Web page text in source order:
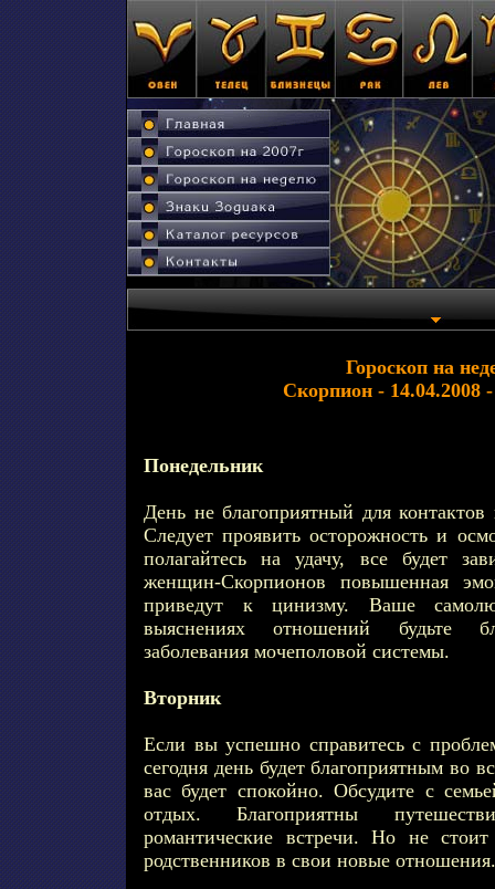
Гороскоп на
Скорпион - 14.04.2008 -
Понедельник
День не благоприятный для
Следует проявить осторожность и
полагайтесь на удачу, все будет
женщин-Скорпионов повышенная
приведут к цинизму. Ваше
выяснениях отношений будьте
заболевания мочеполовой системы.
Вторник
Если вы успешно справитесь с
сегодня день будет благоприятным во
вас будет спокойно. Обсудите с
отдых. Благоприятны
романтические встречи. Но не
родственников в свои новые отношения.